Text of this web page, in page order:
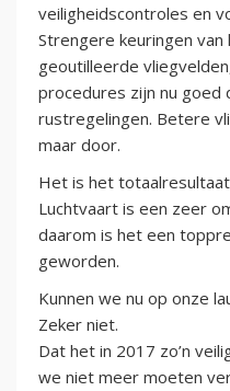
veiligheidscontroles en
Strengere keuringen
geoutilleerde
procedures zijn nu
rustregelingen. Betere
maar door.
Het is het
Luchtvaart is een zeer
daarom is het een
geworden.
Kunnen we nu op onze
Zeker niet.
Dat het in 2017 zo’n
we niet meer moeten